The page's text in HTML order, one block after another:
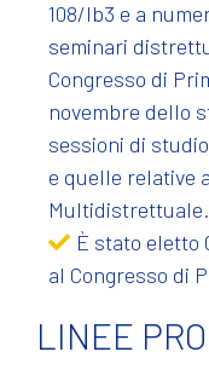
108/Ib3 e a
seminari
Congresso di
novembre dello
sessioni di
e quelle relative
Multidistrettuale.
È stato eletto
al Congresso di
LINEE